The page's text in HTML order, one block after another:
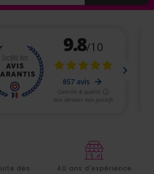
dès
40 ans d'expérience